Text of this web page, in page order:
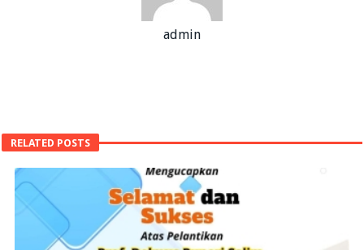
admin
RELATED POSTS